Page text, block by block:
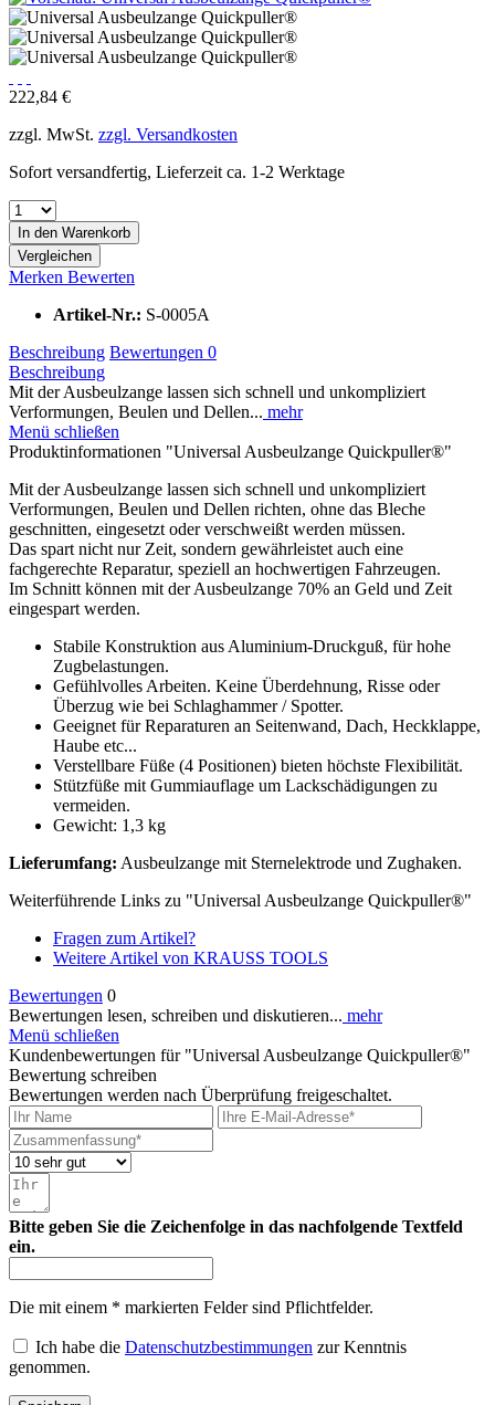
222,84 €
zzgl. MwSt. zzgl. Versandkosten
Sofort versandfertig, Lieferzeit ca. 1-2 Werktage
In den Warenkorb
Vergleichen
Merken Bewerten
Artikel-Nr.: S-0005A
Beschreibung Bewertungen 0
Beschreibung
Mit der Ausbeulzange lassen sich schnell und unkompliziert
Verformungen, Beulen und Dellen... mehr
Menü schließen
Produktinformationen "Universal Ausbeulzange Quickpuller®"
Mit der Ausbeulzange lassen sich schnell und unkompliziert
Verformungen, Beulen und Dellen richten, ohne das Bleche
geschnitten, eingesetzt oder verschweißt werden müssen.
Das spart nicht nur Zeit, sondern gewährleistet auch eine
fachgerechte Reparatur, speziell an hochwertigen Fahrzeugen.
Im Schnitt können mit der Ausbeulzange 70% an Geld und Zeit
eingespart werden.
Stabile Konstruktion aus Aluminium-Druckguß, für hohe
Zugbelastungen.
Gefühlvolles Arbeiten. Keine Überdehnung, Risse oder
Überzug wie bei Schlaghammer / Spotter.
Geeignet für Reparaturen an Seitenwand, Dach, Heckklappe,
Haube etc...
Verstellbare Füße (4 Positionen) bieten höchste Flexibilität.
Stützfüße mit Gummiauflage um Lackschädigungen zu
vermeiden.
Gewicht: 1,3 kg
Lieferumfang: Ausbeulzange mit Sternelektrode und Zughaken.
Weiterführende Links zu "Universal Ausbeulzange Quickpuller®"
Fragen zum Artikel?
Weitere Artikel von KRAUSS TOOLS
Bewertungen 0
Bewertungen lesen, schreiben und diskutieren... mehr
Menü schließen
Kundenbewertungen für "Universal Ausbeulzange Quickpuller®"
Bewertung schreiben
Bewertungen werden nach Überprüfung freigeschaltet.
Bitte geben Sie die Zeichenfolge in das nachfolgende Textfeld
ein.
Die mit einem * markierten Felder sind Pflichtfelder.
Ich habe die Datenschutzbestimmungen zur Kenntnis
genommen.